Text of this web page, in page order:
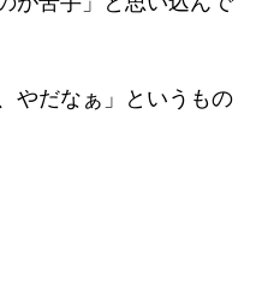
やだなぁ」というもの